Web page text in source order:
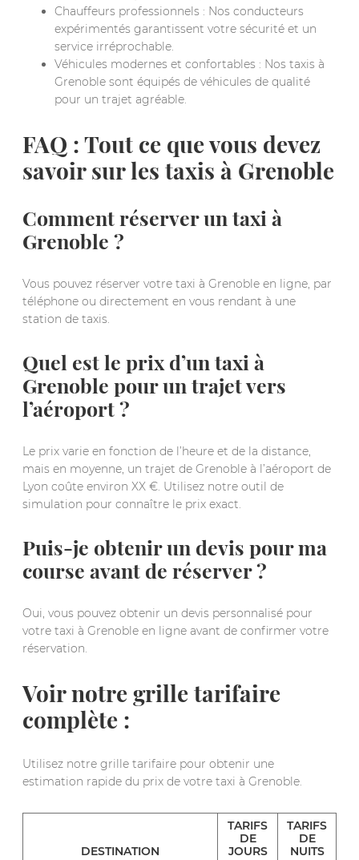
Chauffeurs professionnels : Nos conducteurs
expérimentés garantissent votre sécurité et un
service irréprochable.
Véhicules modernes et confortables : Nos taxis à
Grenoble sont équipés de véhicules de qualité
pour un trajet agréable.
FAQ : Tout ce que vous devez
savoir sur les taxis à Grenoble
Comment réserver un taxi à
Grenoble ?
Vous pouvez réserver votre taxi à Grenoble en ligne, par
téléphone ou directement en vous rendant à une
station de taxis.
Quel est le prix d’un taxi à
Grenoble pour un trajet vers
l’aéroport ?
Le prix varie en fonction de l’heure et de la distance,
mais en moyenne, un trajet de Grenoble à l’aéroport de
Lyon coûte environ XX €. Utilisez notre outil de
simulation pour connaître le prix exact.
Puis-je obtenir un devis pour ma
course avant de réserver ?
Oui, vous pouvez obtenir un devis personnalisé pour
votre taxi à Grenoble en ligne avant de confirmer votre
réservation.
Voir notre grille tarifaire
complète :
Utilisez notre grille tarifaire pour obtenir une
estimation rapide du prix de votre taxi à Grenoble.
DESTINATION
TARIFS
DE
JOURS
TARIFS
DE
NUITS